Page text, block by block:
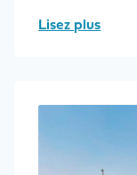
Lisez plus